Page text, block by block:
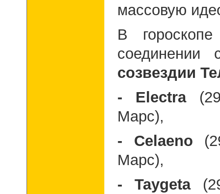
массовую
В
созвездии
- Electra
Марс),
- Celaeno
Марс),
- Taygeta